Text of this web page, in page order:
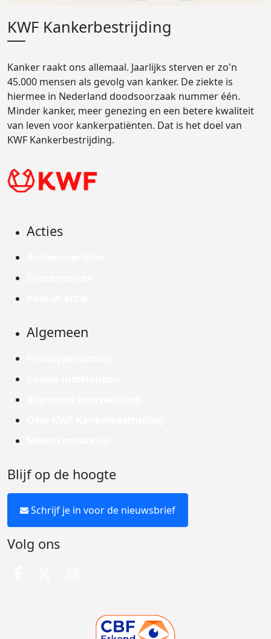
KWF Kankerbestrijding
Kanker raakt ons allemaal. Jaarlijks sterven er zo'n
45.000 mensen als gevolg van kanker. De ziekte is
hiermee in Nederland doodsoorzaak nummer één.
Minder kanker, meer genezing en een betere kwaliteit
van leven voor kankerpatiënten. Dat is het doel van
KWF Kankerbestrijding.
Acties
Algemeen
Blijf op de hoogte
Schrijf je in voor de nieuwsbrief
Volg ons